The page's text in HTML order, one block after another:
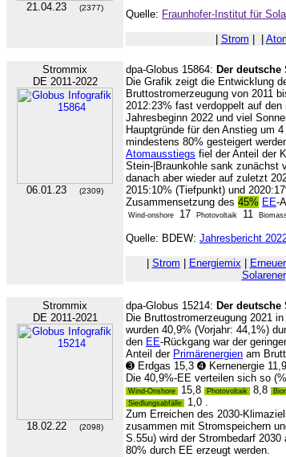
21.04.23 (2377)
Quelle: Fraunhofer-Institut für
Strom
Strommix
DE 2011-2022
06.01.23 (2309)
dpa-Globus 15864: Der
Die Grafik zeigt die Entwicklung
Bruttostromerzeugung von 2011
2012:23% fast verdoppelt auf den
Jahresbeginn 2022 und viel
Hauptgründe für den Anstieg um 4
mindestens 80% gesteigert
Atomausstiegs fiel der Anteil der
Stein-|Braunkohle sank zunächst
danach aber wieder auf zuletzt
2015:10% (Tiefpunkt) und
Zusammensetzung des 45% EE-
Wind-onshore 17 Photovoltaik 11
Quelle: BDEW: Jahresbericht
Strom Energiemix
Strommix
DE 2011-2021
18.02.22 (2098)
dpa-Globus 15214: Der deutsche
Die Bruttostromerzeugung 2021
wurden 40,9% (Vorjahr: 44,1%)
den EE-Rückgang war der
Anteil der Primärenergien am
➌ Erdgas 15,3 ➍ Kernenergie
Die 40,9%-EE verteilen sich so
Wind-Onshore 15,8 Photovoltaik 8,8
Siedlungsabfälle
1,0 .
Zum Erreichen des 2030-
zusammen mit Stromspeichern
S.55u) wird der Strombedarf 2030
80% durch EE erzeugt werden.